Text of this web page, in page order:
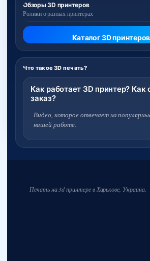
Обзоры 3D принтеров
Ролики о разных принтерах
Каталог 3D
Что такое 3D печать?
Как работает 3D принтер? Как
заказ?
Видео, которое отвечает на
нашей работе.
Печать на 3d принтере в Харькове, Украина.